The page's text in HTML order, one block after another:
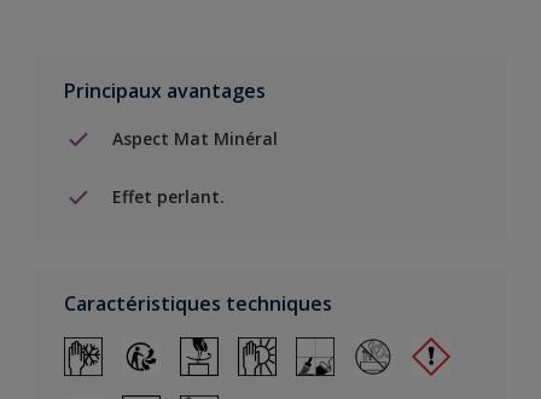
Principaux avantages
Aspect Mat Minéral
Effet perlant.
Caractéristiques techniques